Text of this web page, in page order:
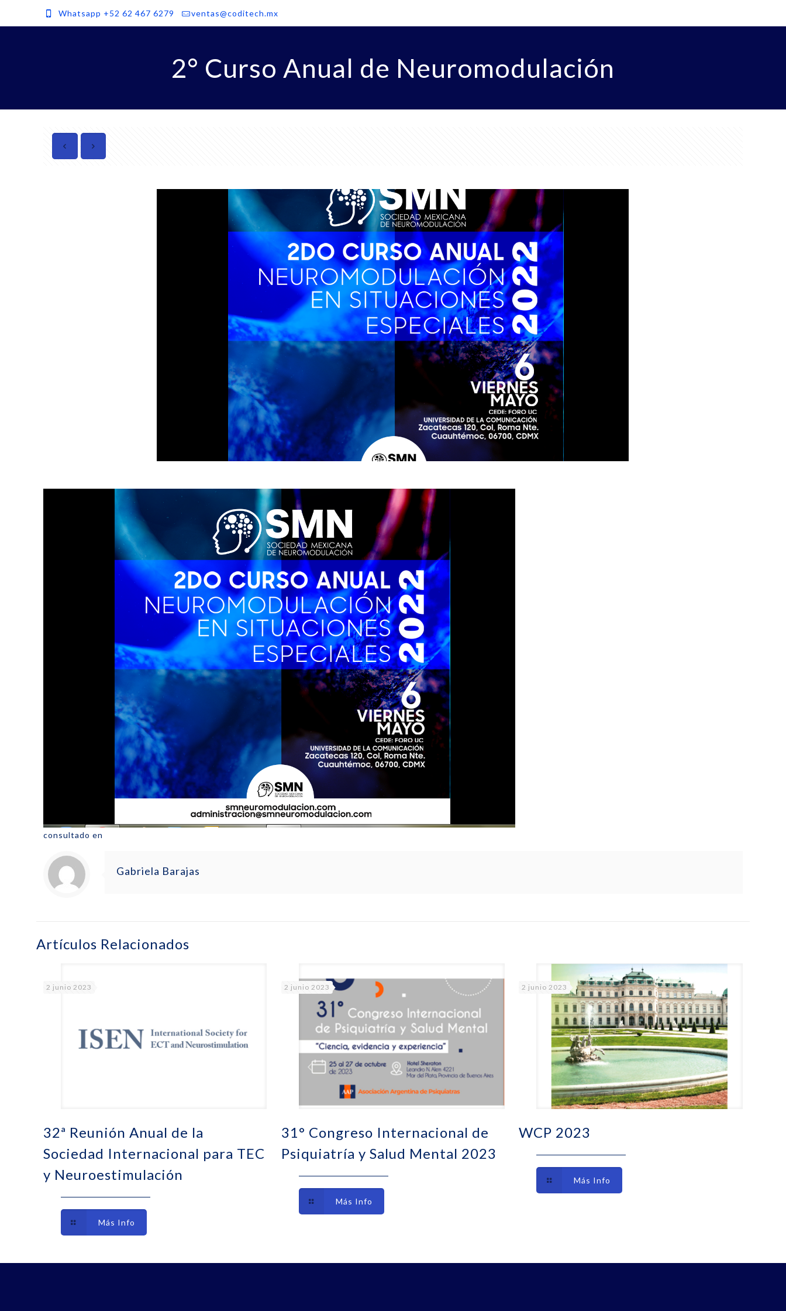
Whatsapp +52 62 467 6279 ventas@coditech.mx
2° Curso Anual de Neuromodulación
consultado en
Gabriela Barajas
Artículos Relacionados
2 junio 2023
32ª Reunión Anual de la
Sociedad Internacional para TEC
y Neuroestimulación
Más Info
2 junio 2023
31° Congreso Internacional de
Psiquiatría y Salud Mental 2023
Más Info
2 junio 2023
WCP 2023
Más Info